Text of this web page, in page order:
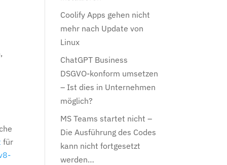
für
Coolify Apps gehen nicht
mehr nach Update von
Linux
ChatGPT Business
DSGVO-konform umsetzen
– Ist dies in Unternehmen
möglich?
MS Teams startet nicht –
Die Ausführung des Codes
kann nicht fortgesetzt
werden…